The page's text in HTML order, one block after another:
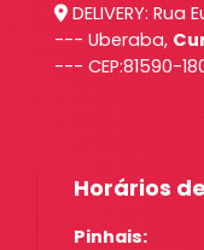
DELIVERY:
--- Uberaba,
--- CEP:81590-
Horários
Pinhais: